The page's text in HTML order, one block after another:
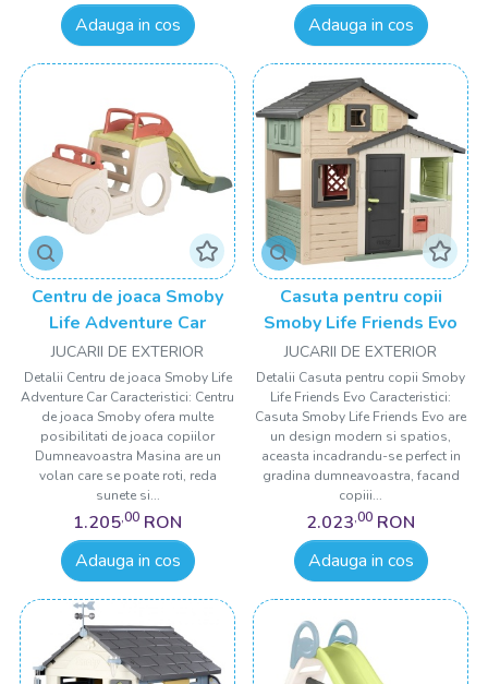
Adauga in cos
Adauga in cos
Centru de joaca Smoby
Life Adventure Car
JUCARII DE EXTERIOR
Detalii Centru de joaca Smoby Life
Adventure Car Caracteristici: Centru
de joaca Smoby ofera multe
posibilitati de joaca copiilor
Dumneavoastra Masina are un
volan care se poate roti, reda
sunete si...
1.205,00 RON
Adauga in cos
Casuta pentru copii
Smoby Life Friends Evo
JUCARII DE EXTERIOR
Detalii Casuta pentru copii Smoby
Life Friends Evo Caracteristici:
Casuta Smoby Life Friends Evo are
un design modern si spatios,
aceasta incadrandu-se perfect in
gradina dumneavoastra, facand
copiii...
2.023,00 RON
Adauga in cos